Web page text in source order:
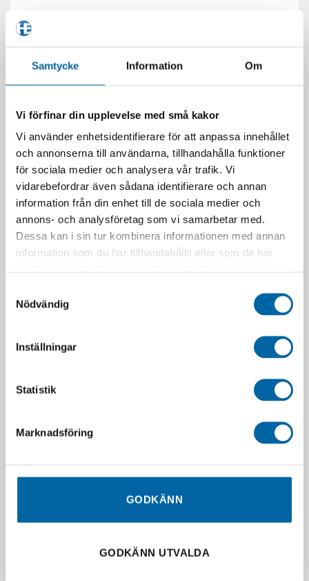
Samtycke Information Om
Vi förfinar din upplevelse med små kakor
Vi använder enhetsidentifierare för att anpassa innehållet
och annonserna till användarna, tillhandahålla funktioner
för sociala medier och analysera vår trafik. Vi
vidarebefordrar även sådana identifierare och annan
information från din enhet till de sociala medier och
annons- och analysföretag som vi samarbetar med.
Dessa kan i sin tur kombinera informationen med annan
information som du har tillhandahållit eller som de har
Nödvändig
Inställningar
Statistik
Marknadsföring
GODKÄNN
GODKÄNN UTVALDA
LÄGG I VARUKORG
17-246-35 (Fjäder)